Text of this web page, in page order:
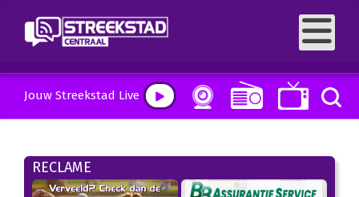
Jouw Streekstad Live
RECLAME